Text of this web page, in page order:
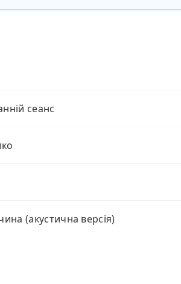
сеанс
(акустична версія)